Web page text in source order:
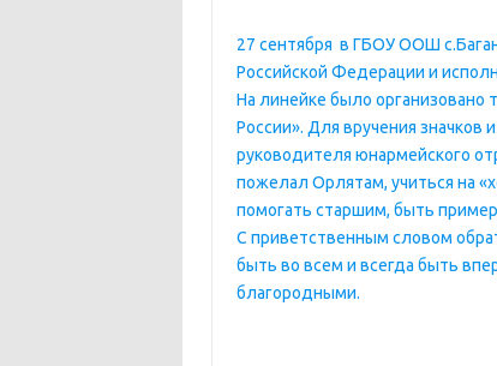
27 сентября в ГБОУ ООШ
Российской Федерации и
На линейке было организовано
России». Для вручения значков
руководителя юнармейского
пожелал Орлятам, учиться на
помогать старшим, быть
С приветственным словом
быть во всем и всегда быть
благородными.